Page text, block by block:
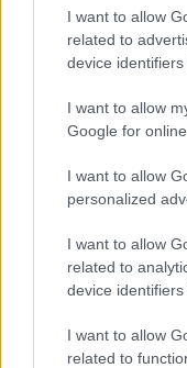
I want to allow
related to
device identifiers
I want to allow
Google for
I want to allow
personalized
I want to allow
related to
device identifiers
I want to allow
related to